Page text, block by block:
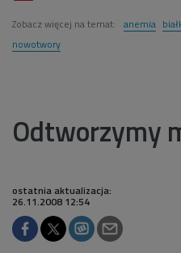
Zobacz więcej na temat: anemia
nowotwory
Odtworzymy
ostatnia aktualizacja:
26.11.2008 12:54